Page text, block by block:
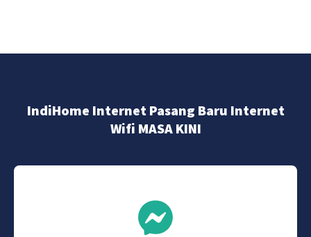
IndiHome Internet Pasang Baru Internet
Wifi MASA KINI